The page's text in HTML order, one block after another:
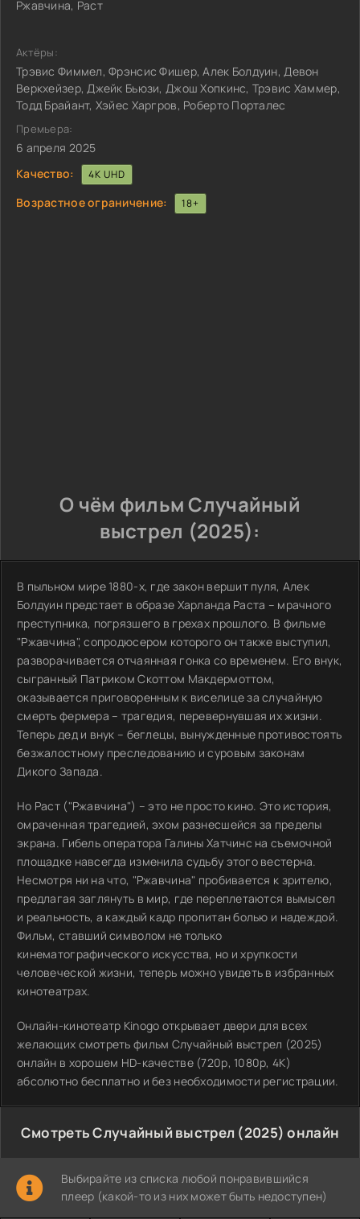
Ржавчина, Раст
Актёры:
Трэвис Фиммел, Фрэнсис Фишер, Алек Болдуин, Девон
Веркхейзер, Джейк Бьюзи, Джош Хопкинс, Трэвис Хаммер,
Тодд Брайант, Хэйес Харгров, Роберто Порталес
Премьера:
6 апреля 2025
Качество:
4K UHD
Возрастное ограничение: 18+
О чём фильм Случайный
выстрел (2025):
В пыльном мире 1880-х, где закон вершит пуля, Алек
Болдуин предстает в образе Харланда Раста – мрачного
преступника, погрязшего в грехах прошлого. В фильме
"Ржавчина", сопродюсером которого он также выступил,
разворачивается отчаянная гонка со временем. Его внук,
сыгранный Патриком Скоттом Макдермоттом,
оказывается приговоренным к виселице за случайную
смерть фермера – трагедия, перевернувшая их жизни.
Теперь дед и внук – беглецы, вынужденные противостоять
безжалостному преследованию и суровым законам
Дикого Запада.
Но Раст ("Ржавчина") – это не просто кино. Это история,
омраченная трагедией, эхом разнесшейся за пределы
экрана. Гибель оператора Галины Хатчинс на съемочной
площадке навсегда изменила судьбу этого вестерна.
Несмотря ни на что, "Ржавчина" пробивается к зрителю,
предлагая заглянуть в мир, где переплетаются вымысел
и реальность, а каждый кадр пропитан болью и надеждой.
Фильм, ставший символом не только
кинематографического искусства, но и хрупкости
человеческой жизни, теперь можно увидеть в избранных
кинотеатрах.
Онлайн-кинотеатр Kinogo открывает двери для всех
желающих смотреть фильм Случайный выстрел (2025)
онлайн в хорошем HD-качестве (720p, 1080p, 4K)
абсолютно бесплатно и без необходимости регистрации.
Смотреть Случайный выстрел (2025) онлайн
Выбирайте из списка любой понравившийся
плеер (какой-то из них может быть недоступен)